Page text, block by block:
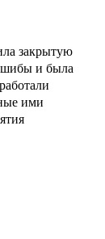
закрытую
и была
ими